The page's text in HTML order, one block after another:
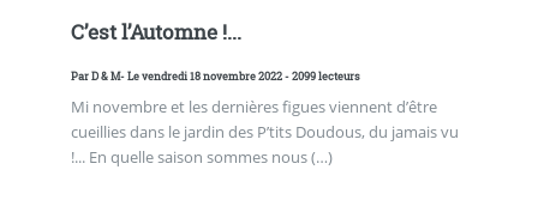
C’est l’Automne !...
ParD & M- Le vendredi 18 novembre 2022 - 2099 lecteurs
Mi novembre et les dernières figues viennent d’être
cueillies dans le jardin des P’tits Doudous, du jamais vu
!... En quelle saison sommes nous (…)